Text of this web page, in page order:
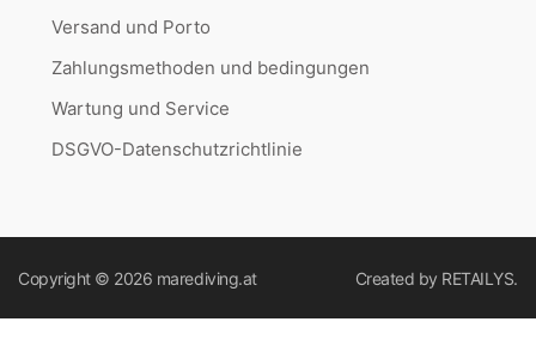
Versand und Porto
Zahlungsmethoden und bedingungen
Wartung und Service
DSGVO-Datenschutzrichtlinie
Copyright © 2026 marediving.at Created by RETAILYS.